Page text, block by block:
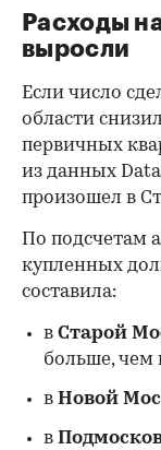
Расходы
выросли
Если число
области
первичных
из данных
произошел в
По подсчетам
купленных
составила:
в Старой
больше, чем
в Новой
в